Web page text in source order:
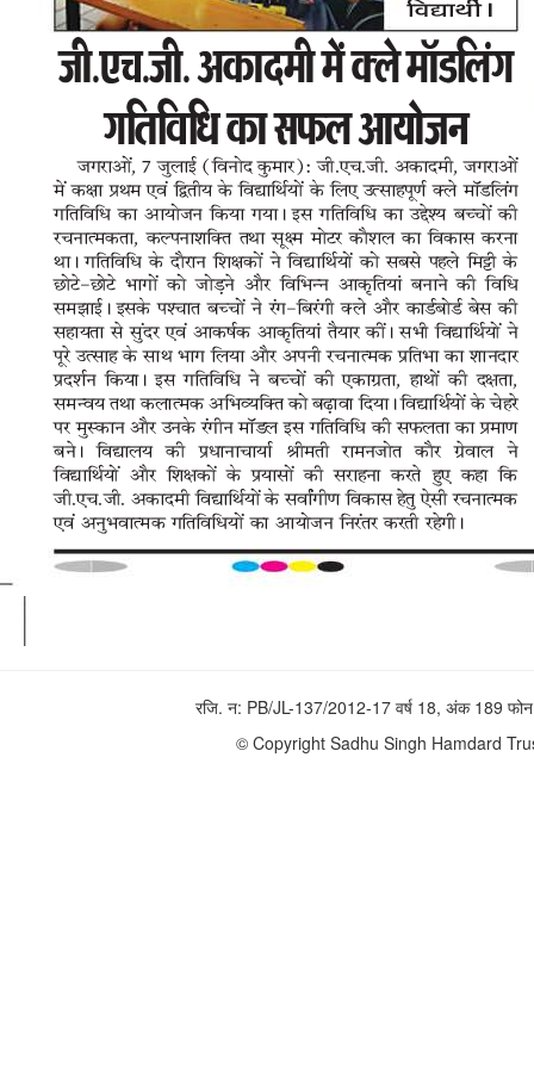
रजि. न: PB/JL-137/2012-17 वर्ष 18, अंक 189
© Copyright Sadhu Singh Hamdard